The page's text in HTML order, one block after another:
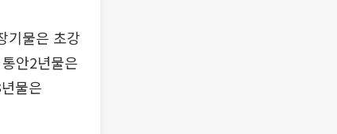
기물은 초강
안2년물은
물은